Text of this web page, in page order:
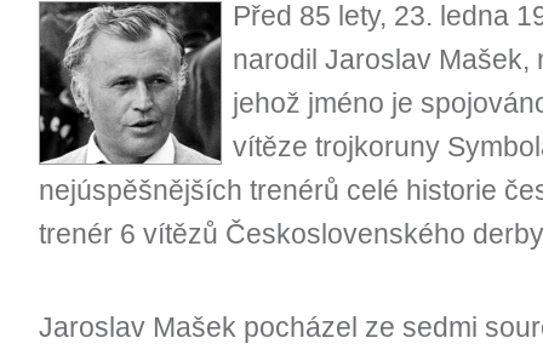
Před 85 lety, 23. ledna
narodil Jaroslav
jehož jméno je
vítěze trojkoruny
nejúspěšnějších trenérů celé historie
trenér 6 vítězů Československého
Jaroslav Mašek pocházel ze sedmi